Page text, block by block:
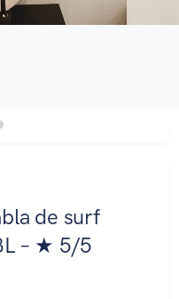
de surf
– ★ 5/5